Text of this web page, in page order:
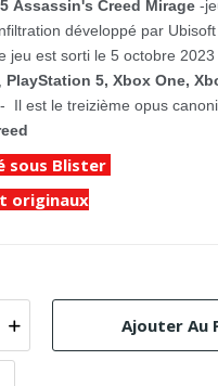
Assassin's Creed Mirage -
développé par
jeu est sorti le 5 octobre
, PlayStation 5, Xbox One,
Il est le treizième opus
sous Blister
originaux
Ajouter Au